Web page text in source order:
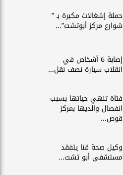
حملة إشغالات مكبرة بـ ”
شوارع مركز أبوتشت”...
إصابة 6 أشخاص في
انقلاب سيارة نصف نقل...
فتاة تنهي حياتها بسبب
انفصال والديها بمركز
قوص...
وكيل صحة قنا يتفقد
مستشفى أبو تشت...